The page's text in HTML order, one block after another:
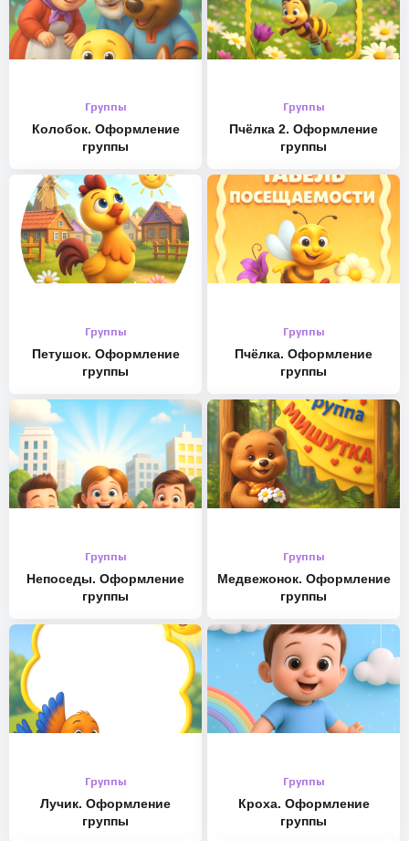
Группы
Колобок. Оформление
группы
Группы
Пчёлка 2. Оформление
группы
Группы
Петушок. Оформление
группы
Группы
Пчёлка. Оформление
группы
Группы
Непоседы. Оформление
группы
Группы
Медвежонок. Оформление
группы
Группы
Лучик. Оформление
группы
Группы
Кроха. Оформление
группы